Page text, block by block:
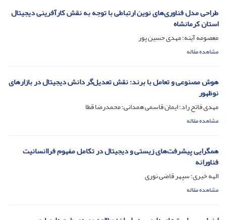
طراحی مدل فناوری‌های نوین ارتباطی با توجه به نقش کارآفرینی دیجیتال
استان کرمانشاه
معصومه آینه؛ مهدی حسین پور
مشاهده مقاله
هوش مصنوعی و تعامل با برند: نقش تعدیل‌گر دانش دیجیتال در بازارهای
نوظهور
مهدی فاتح راد؛ ایمان قاسمی همدانی؛ محمدرضا قطا
مشاهده مقاله
همگرایی پیشرفت‌های زیستی و دیجیتال در تکامل مفهوم فراانسانیت
فناورانه
الهه خیری؛ سپهر قاضی نوری
مشاهده مقاله